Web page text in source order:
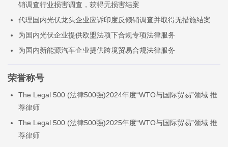
销调查行业损害调查，获得无损害结案
代理国内光伏龙头企业应诉印度反倾销调查并取得无措施结案
为国内光伏企业提供欧盟法项下合规专项法律服务
为国内新能源汽车企业提供跨境贸易合规法律服务
荣誉称号
The Legal 500 (法律500强)2024年度“WTO与国际贸易”领域 推
荐律师
The Legal 500 (法律500强)2025年度“WTO与国际贸易”领域 推
荐律师